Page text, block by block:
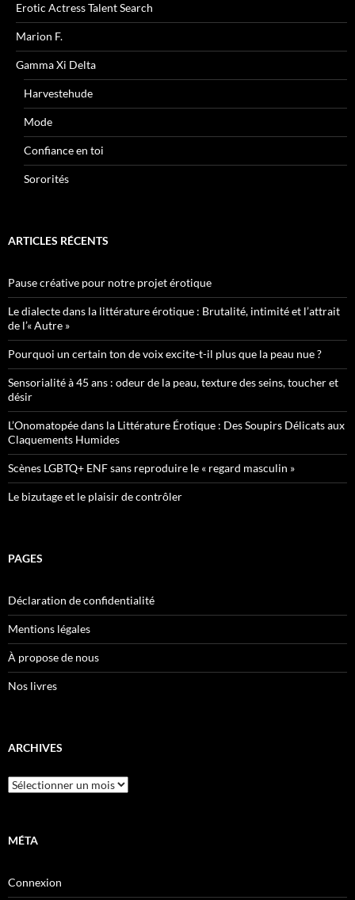
Erotic Actress Talent Search
Marion F.
Gamma Xi Delta
Harvestehude
Mode
Confiance en toi
Sororités
ARTICLES RÉCENTS
Pause créative pour notre projet érotique
Le dialecte dans la littérature érotique : Brutalité, intimité et l’attrait
de l’« Autre »
Pourquoi un certain ton de voix excite-t-il plus que la peau nue ?
Sensorialité à 45 ans : odeur de la peau, texture des seins, toucher et
désir
L’Onomatopée dans la Littérature Érotique : Des Soupirs Délicats aux
Claquements Humides
Scènes LGBTQ+ ENF sans reproduire le « regard masculin »
Le bizutage et le plaisir de contrôler
PAGES
Déclaration de confidentialité
Mentions légales
À propose de nous
Nos livres
ARCHIVES
Archives
MÉTA
Connexion